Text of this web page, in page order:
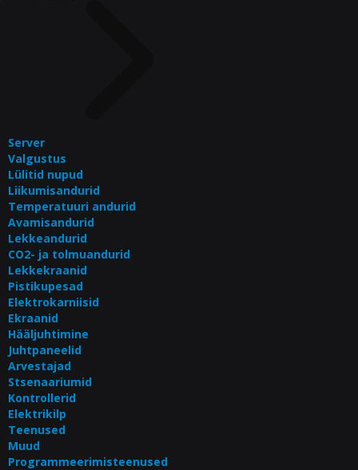
Server
Valgustus
Lülitid nupud
Liikumisandurid
Temperatuuri andurid
Avamisandurid
Lekkeandurid
CO2- ja tolmuandurid
Lekkekraanid
Pistikupesad
Elektrokarniisid
Ekraanid
Hääljuhtimine
Juhtpaneelid
Arvestajad
Stsenaariumid
Kontrollerid
Elektrikilp
Teenused
Muud
Programmeerimisteenused